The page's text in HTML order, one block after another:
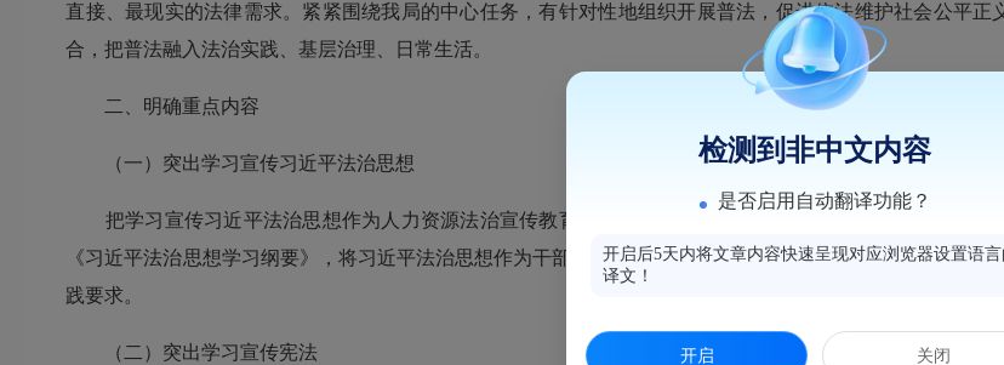
直接、最现实的法律需求。紧紧围绕我局的中心任务，有针对性地组织开展普法，促进依法维护社会公平
合，把普法融入法治实践、基层治理、日常生活。
二、明确重点内容
（一）突出学习宣传习近平法治思想
把学习宣传习近平法治思想作为人力资源法治宣传教育活动的首要任务，列入局党组理论学习重点内容
《习近平法治思想学习纲要》，将习近平法治思想作为干部职工依法行政的指导思想，列入干部教育重要课
践要求。
（二）突出学习宣传宪法
检测到非中文内容
是否启用自动翻译功能？
开启后5天内将文章内容快速呈现对应浏览器设置语言
译文！
开启 关闭